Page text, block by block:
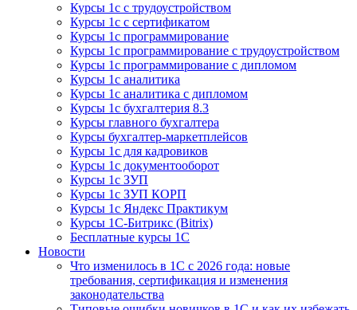
Курсы 1с с трудоустройством
Курсы 1с с сертификатом
Курсы 1с программирование
Курсы 1с программирование с трудоустройством
Курсы 1с программирование с дипломом
Курсы 1с аналитика
Курсы 1с аналитика с дипломом
Курсы 1с бухгалтерия 8.3
Курсы главного бухгалтера
Курсы бухгалтер-маркетплейсов
Курсы 1с для кадровиков
Курсы 1с документооборот
Курсы 1с ЗУП
Курсы 1с ЗУП КОРП
Курсы 1с Яндекс Практикум
Курсы 1С-Битрикс (Bitrix)
Бесплатные курсы 1С
Новости
Что изменилось в 1С с 2026 года: новые
требования, сертификация и изменения
законодательства